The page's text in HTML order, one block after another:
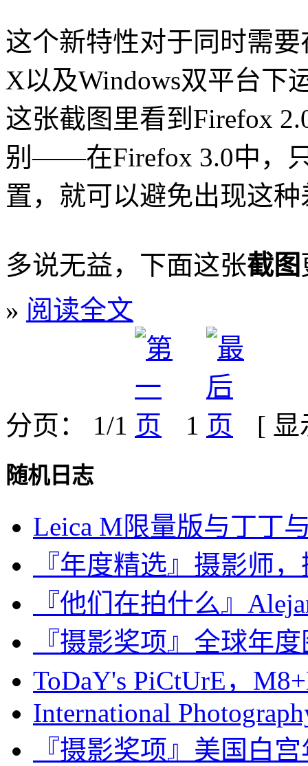
这个新特性对于同时需
X以及Windows双平台下
这张截图里看到Firefox
别——在Firefox 3.0中，
置，就可以避免出现这种
多说无益，下面这张截图
» 阅读全文
分页： 1/1 1 [
随机日志
Leica M限量版与丁丁
『年度精选』摄影师
『他们在拍什么』
『摄影奖项』全球年
ToDaY's PiCtUrE，
International
『摄影奖项』美国白